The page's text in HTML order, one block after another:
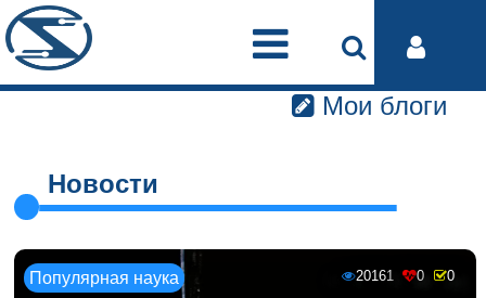
Мои блоги
Новости
Популярная наука 20161 0 0